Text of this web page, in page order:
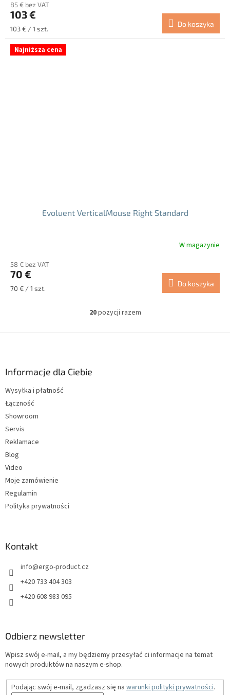
produktu
wynosi
5.0
5
gwiazdek.
85 € bez VAT
103 €
Cena
jednostkowa:
103 € / 1 szt.
Do koszyka
Najniższa cena
Evoluent VerticalMouse Right Standard
W magazynie
58 € bez VAT
70 €
Cena
70 € / 1 szt.
Do koszyka
K
n
20pozycji razem
Informacje dla Ciebie
Wysyłka i płatność
Łączność
Showroom
Servis
Reklamace
Blog
Video
Moje zamówienie
Regulamin
Polityka prywatności
Kontakt
info@ergo-product.cz
+420 733 404 303
+420 608 983 095
Odbierz newsletter
Wpisz swój e-mail, a my będziemy przesyłać ci informacje na temat
nowych produktów na naszym e-shop.
Podając swój e-mail, zgadzasz się nawarunki polityki prywatności.